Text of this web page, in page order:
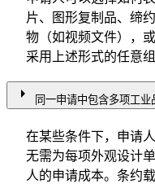
片、图形复制品、缔
物（如视频文件），
采用上述形式的任意组
arrow_right 同一申请中包含多项工业
在某些条件下，申请
无需为每项外观设计
人的申请成本。条约